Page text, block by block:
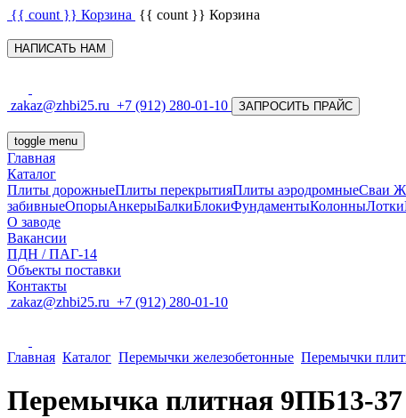
{{ count }} Корзина {{ count }} Корзина
НАПИСАТЬ НАМ
zakaz@zhbi25.ru +7 (912) 280-01-10 ЗАПРОСИТЬ ПРАЙС
toggle menu
Главная
Каталог
Плиты дорожныеПлиты перекрытияПлиты аэродромныеСваи
забивныеОпорыАнкерыБалкиБлокиФундаментыКолонныЛотки
О заводе
Вакансии
ПДН / ПАГ-14
Объекты поставки
Контакты
zakaz@zhbi25.ru +7 (912) 280-01-10
Главная Каталог Перемычки железобетонные Перемычки
Перемычка плитная 9ПБ13-37